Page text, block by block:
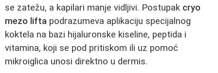
se zatežu, a kapilari manje vidljivi. Postupak cryo
mezo lifta podrazumeva aplikaciju specijalnog
koktela na bazi hijaluronske kiseline, peptida i
vitamina, koji se pod pritiskom ili uz pomoć
mikroiglica unosi direktno u dermis.